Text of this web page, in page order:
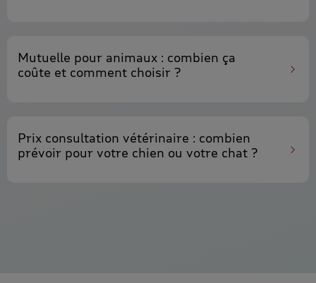
Mutuelle pour animaux : combien ça
coûte et comment choisir ?
Prix consultation vétérinaire : combien
prévoir pour votre chien ou votre chat ?